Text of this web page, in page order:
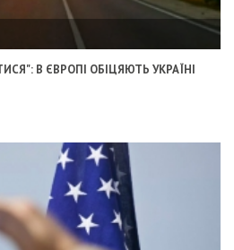
В ЄВРОПІ ОБІЦЯЮТЬ УКРАЇНІ